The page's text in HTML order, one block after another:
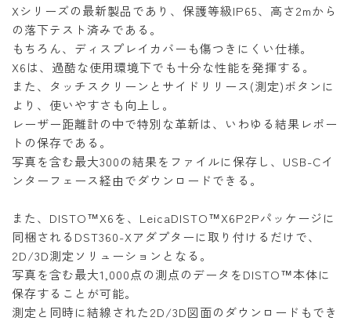
Xシリーズの最新製品であり、保護等級IP65、高さ2mから
の落下テスト済みである。
もちろん、ディスプレイカバーも傷つきにくい仕様。
X6は、過酷な使用環境下でも十分な性能を発揮する。
また、タッチスクリーンとサイドリリース(測定)ボタンに
より、使いやすさも向上し。
レーザー距離計の中で特別な革新は、いわゆる結果レポー
トの保存である。
写真を含む最大300の結果をファイルに保存し、USB-Cイ
ンターフェース経由でダウンロードできる。
また、DISTO™X6を、LeicaDISTO™X6P2Pパッケージに
同梱されるDST360-Xアダプターに取り付けるだけで、
2D/3D測定ソリューションとなる。
写真を含む最大1,000点の測点のデータをDISTO™本体に
保存することが可能。
測定と同時に結線された2D/3D図面のダウンロードもでき